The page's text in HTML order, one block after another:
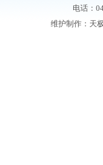
电话：
维护制作： 天